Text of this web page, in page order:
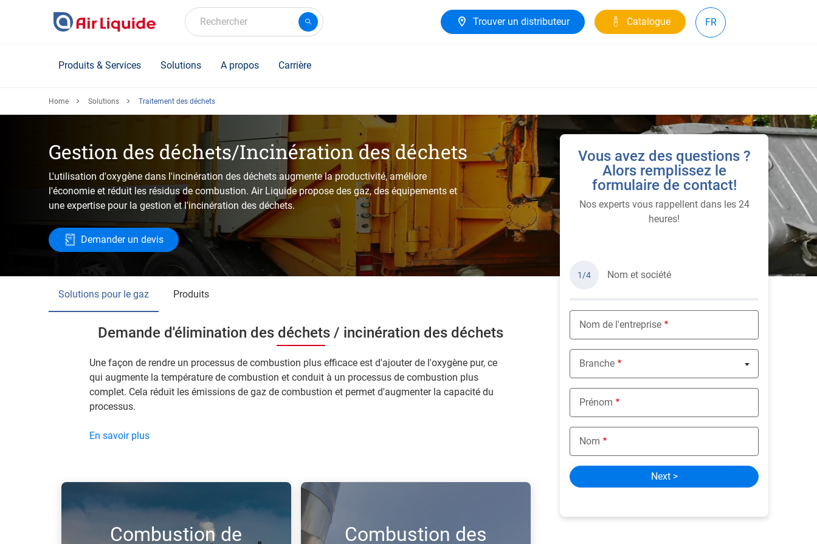
Rechercher Trouver un distributeur Catalogue FR
Produits & Services Solutions A propos Carrière
Home Solutions Traitement des déchets
Gestion des déchets/Incinération des déchets
L'utilisation d'oxygène dans l'incinération des déchets augmente la productivité, améliore
l'économie et réduit les résidus de combustion. Air Liquide propose des gaz, des équipements et
une expertise pour la gestion et l'incinération des déchets.
Demander un devis
Solutions pour le gaz Produits
Demande d'élimination des déchets / incinération des déchets
Une façon de rendre un processus de combustion plus efficace est d'ajouter de l'oxygène pur, ce
qui augmente la température de combustion et conduit à un processus de combustion plus
complet. Cela réduit les émissions de gaz de combustion et permet d'augmenter la capacité du
processus.
En savoir plus
Combustion de
Combustion des
Vous avez des questions ?
Alors remplissez le
formulaire de contact!
Nos experts vous rappellent dans les 24
heures!
1/4 Nom et société
Nom de l'entreprise
Branche
Nothing selected
Prénom
Nom